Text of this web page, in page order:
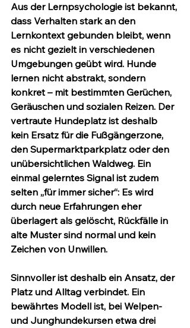
Aus der Lernpsychologie ist bekannt,
dass Verhalten stark an den
Lernkontext gebunden bleibt, wenn
es nicht gezielt in verschiedenen
Umgebungen geübt wird. Hunde
lernen nicht abstrakt, sondern
konkret – mit bestimmten Gerüchen,
Geräuschen und sozialen Reizen. Der
vertraute Hundeplatz ist deshalb
kein Ersatz für die Fußgängerzone,
den Supermarktparkplatz oder den
unübersichtlichen Waldweg. Ein
einmal gelerntes Signal ist zudem
selten „für immer sicher“: Es wird
durch neue Erfahrungen eher
überlagert als gelöscht, Rückfälle in
alte Muster sind normal und kein
Zeichen von Unwillen.
Sinnvoller ist deshalb ein Ansatz, der
Platz und Alltag verbindet. Ein
bewährtes Modell ist, bei Welpen-
und Junghundekursen etwa drei